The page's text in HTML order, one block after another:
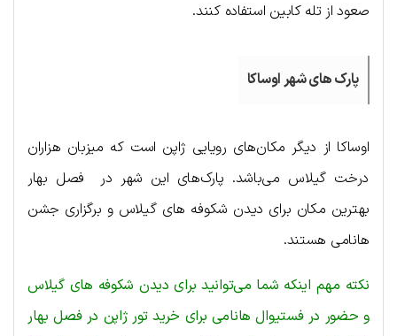
صعود از تله کابین استفاده کنند.
پارک های شهر اوساکا
اوساکا از دیگر مکان‌های رویایی ژاپن است که میزبان هزاران
درخت گیلاس می‌باشد. پارک‎‌های این شهر در فصل بهار
بهترین مکان برای دیدن شکوفه های گیلاس و برگزاری جشن
هانامی هستند.
نکته مهم اینکه شما می‌توانید برای دیدن شکوفه های گیلاس
و حضور در فستیوال هانامی برای خرید تور ژاپن در فصل بهار